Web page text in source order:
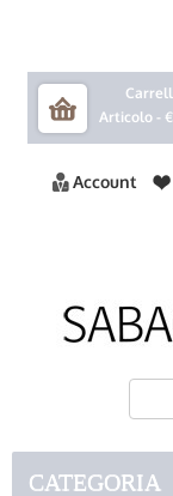
Articolo -
Account
CATEGORIA